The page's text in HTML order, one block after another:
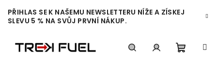
na
obsah
PŘIHLAS SE K NAŠEMU NEWSLETTERU NÍŽE A ZÍSKEJ
SLEVU 5 % NA SVŮJ PRVNÍ NÁKUP.